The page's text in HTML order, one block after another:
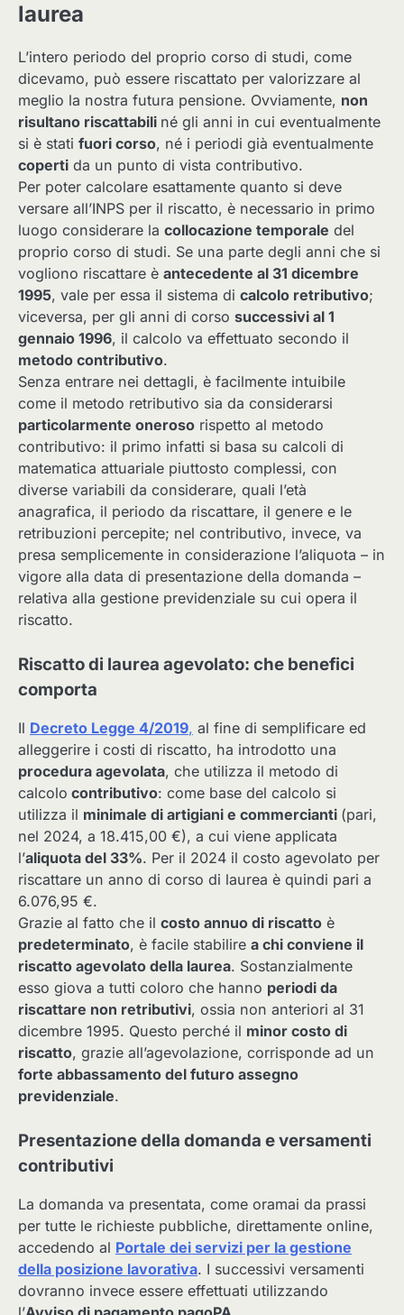
laurea
L’intero periodo del proprio corso di studi, come
dicevamo, può essere riscattato per valorizzare al
meglio la nostra futura pensione. Ovviamente, non
risultano riscattabili né gli anni in cui eventualmente
si è stati fuori corso, né i periodi già eventualmente
coperti da un punto di vista contributivo.
Per poter calcolare esattamente quanto si deve
versare all’INPS per il riscatto, è necessario in primo
luogo considerare la collocazione temporale del
proprio corso di studi. Se una parte degli anni che si
vogliono riscattare è antecedente al 31 dicembre
1995, vale per essa il sistema di calcolo retributivo;
viceversa, per gli anni di corso successivi al 1
gennaio 1996, il calcolo va effettuato secondo il
metodo contributivo.
Senza entrare nei dettagli, è facilmente intuibile
come il metodo retributivo sia da considerarsi
particolarmente oneroso rispetto al metodo
contributivo: il primo infatti si basa su calcoli di
matematica attuariale piuttosto complessi, con
diverse variabili da considerare, quali l’età
anagrafica, il periodo da riscattare, il genere e le
retribuzioni percepite; nel contributivo, invece, va
presa semplicemente in considerazione l’aliquota – in
vigore alla data di presentazione della domanda –
relativa alla gestione previdenziale su cui opera il
riscatto.
Riscatto di laurea agevolato: che benefici
comporta
Il Decreto Legge 4/2019, al fine di semplificare ed
alleggerire i costi di riscatto, ha introdotto una
procedura agevolata, che utilizza il metodo di
calcolo contributivo: come base del calcolo si
utilizza il minimale di artigiani e commercianti (pari,
nel 2024, a 18.415,00 €), a cui viene applicata
l’aliquota del 33%. Per il 2024 il costo agevolato per
riscattare un anno di corso di laurea è quindi pari a
6.076,95 €.
Grazie al fatto che il costo annuo di riscatto è
predeterminato, è facile stabilire a chi conviene il
riscatto agevolato della laurea. Sostanzialmente
esso giova a tutti coloro che hanno periodi da
riscattare non retributivi, ossia non anteriori al 31
dicembre 1995. Questo perché il minor costo di
riscatto, grazie all’agevolazione, corrisponde ad un
forte abbassamento del futuro assegno
previdenziale.
Presentazione della domanda e versamenti
contributivi
La domanda va presentata, come oramai da prassi
per tutte le richieste pubbliche, direttamente online,
accedendo al Portale dei servizi per la gestione
della posizione lavorativa. I successivi versamenti
dovranno invece essere effettuati utilizzando